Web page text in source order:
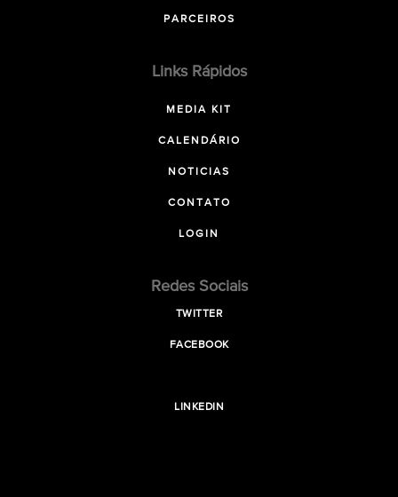
PARCEIROS
Links Rápidos
MEDIA KIT
CALENDÁRIO
NOTICIAS
CONTATO
LOGIN
Redes Sociais
TWITTER
FACEBOOK
LINKEDIN